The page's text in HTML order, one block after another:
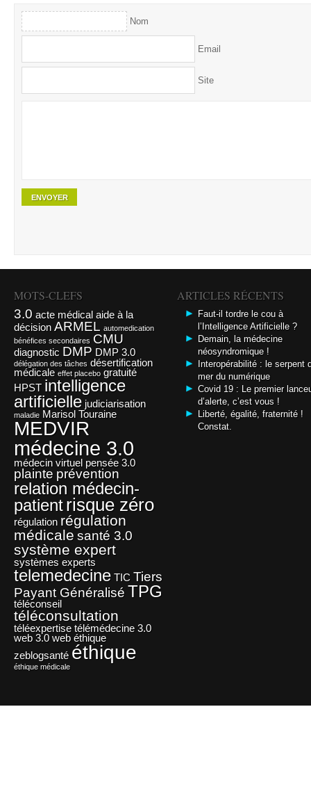
Nom
Email
Site
MOTS-CLEFS
3.0 acte médical aide à la
décision ARMEL automedication
bénéfices secondaires CMU
diagnostic DMP DMP 3.0
délégation des tâches désertification
médicale effet placebo gratuité
HPST intelligence
artificielle judiciarisation
maladie Marisol Touraine
MEDVIR
médecine 3.0
médecin virtuel pensée 3.0
plainte prévention
relation médecin-
patientrisque zéro
régulation régulation
médicale santé 3.0
système expert
systèmes experts
telemedecine TIC Tiers
Payant Généralisé TPG
téléconseil
téléconsultation
téléexpertise télémédecine 3.0
web 3.0 web éthique
zeblogsanté éthique
éthique médicale
ARTICLES RÉCENTS
Faut-il tordre le cou à
l’Intelligence Artificielle ?
Demain, la médecine
néosyndromique !
Interopérabilité : le serpent
mer du numérique
Covid 19 : Le premier
d’alerte, c’est vous !
Liberté, égalité, fraternité !
Constat.